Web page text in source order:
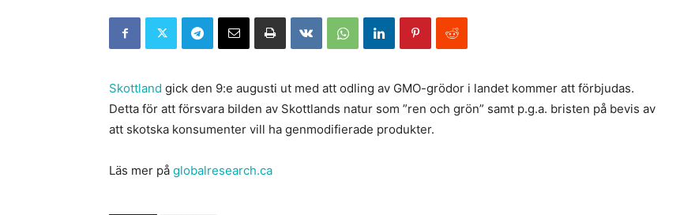
Skottland gick den 9:e augusti ut med att odling av GMO-grödor i landet kommer att förbjudas.
Detta för att försvara bilden av Skottlands natur som ”ren och grön” samt p.g.a. bristen på bevis av
att skotska konsumenter vill ha genmodifierade produkter.
Läs mer på globalresearch.ca